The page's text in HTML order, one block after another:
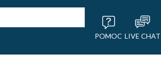
POMOC LIVE CHAT